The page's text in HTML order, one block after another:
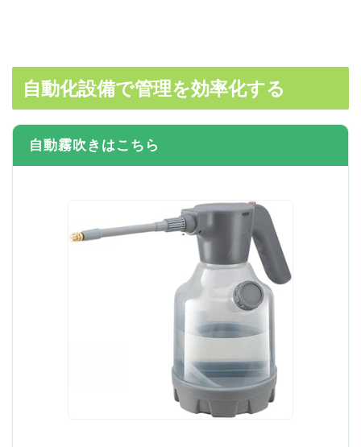
自動化設備で管理を効率化する
自動霧吹きはこちら